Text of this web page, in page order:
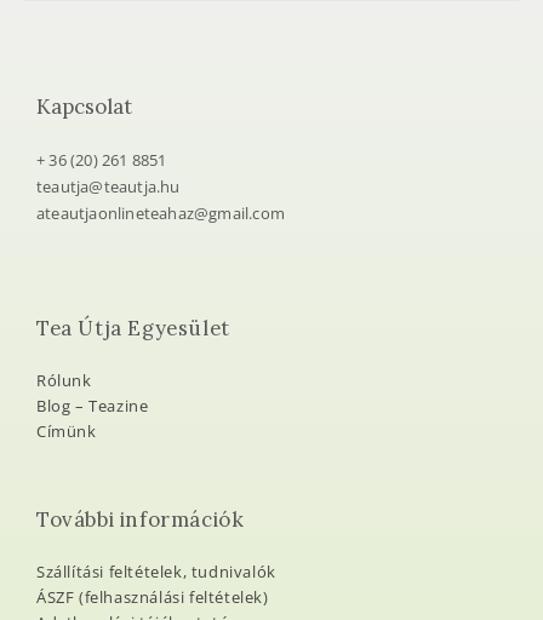
Kapcsolat
+ 36 (20) 261 8851
teautja@teautja.hu
ateautjaonlineteahaz@gmail.com
Tea Útja Egyesület
Rólunk
Blog – Teazine
Címünk
További információk
Szállítási feltételek, tudnivalók
ÁSZF (felhasználási feltételek)